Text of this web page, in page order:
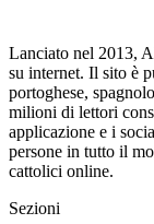
Lanciato nel 2013,
su internet. Il sito è
portoghese,
milioni di lettori
applicazione e i
persone in tutto il
cattolici online.
Sezioni